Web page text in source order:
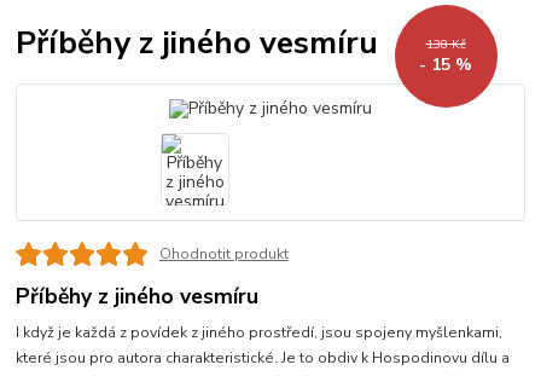
Příběhy z jiného vesmíru 138 Kč
- 15 %
Ohodnotit produkt
Příběhy z jiného vesmíru
I když je každá z povídek z jiného prostředí, jsou spojeny myšlenkami,
které jsou pro autora charakteristické. Je to obdiv k Hospodinovu dílu a